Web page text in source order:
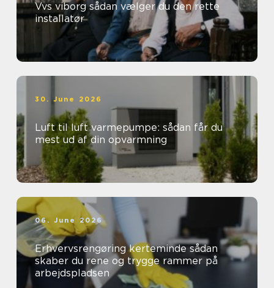
Vvs viborg sådan vælger du den rette
installatør
30. June 2026
Luft til luft varmepumpe: sådan får du
mest ud af din opvarmning
06. June 2026
Erhvervsrengøring kerteminde sådan
skaber du rene og trygge rammer på
arbejdspladsen